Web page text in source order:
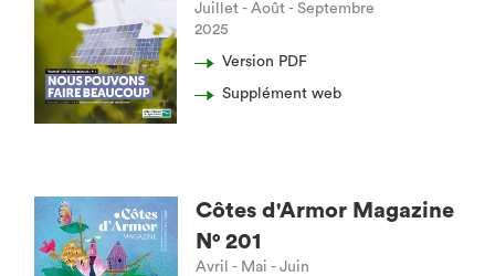
Juillet - Août - Septembre
2025
Version PDF
Supplément web
Côtes d'Armor Magazine
N° 201
Avril - Mai - Juin